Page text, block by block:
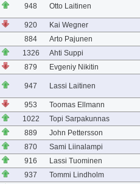
948 Otto Laitinen
920
Kai Wegner
884
Arto Pajunen
1326
Ahti Suppi
879 Evgeniy Nikitin
947 Lassi Laitinen
953
Toomas Ellmann
1022
Topi Sarpakunnas
889
John Pettersson
870
Sami Liinalampi
916
Lassi Tuominen
937
Tommi Lindholm